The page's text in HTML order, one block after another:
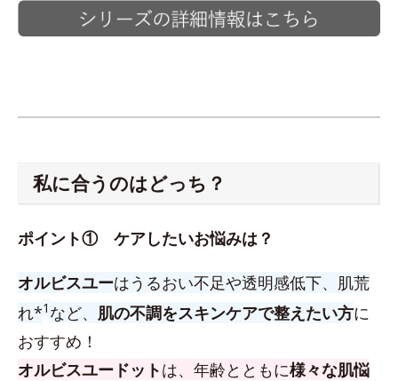
私に合うのはどっち？
ポイント① ケアしたいお悩みは？
オルビスユーはうるおい不足や透明感低下、肌荒
れ*1 など、 肌の不調をスキンケアで整えたい方に
おすすめ！
オルビスユードットは、年齢とともに様々な肌悩